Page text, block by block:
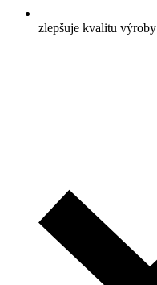
zlepšuje kvalitu výroby